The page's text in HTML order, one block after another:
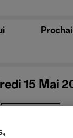
15 Mai